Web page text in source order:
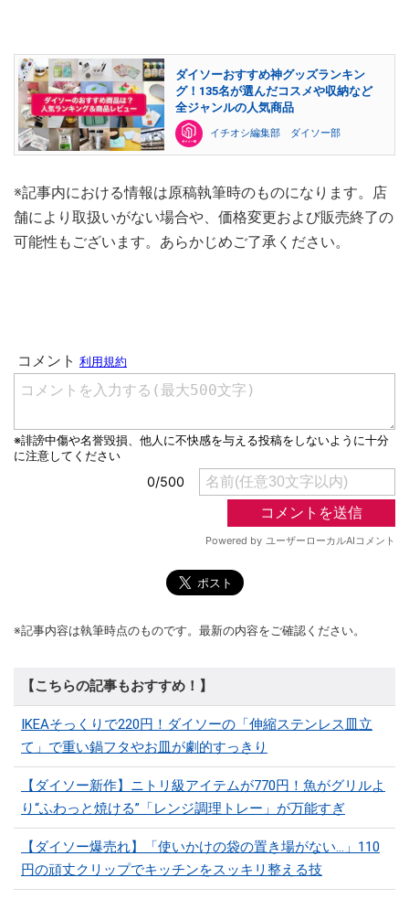
ダイソーおすすめ神グッズランキン
グ！135名が選んだコスメや収納など
全ジャンルの人気商品
イチオシ編集部 ダイソー部
※記事内における情報は原稿執筆時のものになります。店
舗により取扱いがない場合や、価格変更および販売終了の
可能性もございます。あらかじめご了承ください。
※記事内容は執筆時点のものです。最新の内容をご確認ください。
【こちらの記事もおすすめ！】
IKEAそっくりで220円！ダイソーの「伸縮ステンレス皿立
て」で重い鍋フタやお皿が劇的すっきり
【ダイソー新作】ニトリ級アイテムが770円！魚がグリルよ
り“ふわっと焼ける”「レンジ調理トレー」が万能すぎ
【ダイソー爆売れ】「使いかけの袋の置き場がない…」110
円の頑丈クリップでキッチンをスッキリ整える技